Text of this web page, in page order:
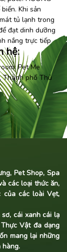
Khi sản
tủ lạnh trong
đạt dinh dưỡng
nắng trực tiếp
hệ:
Pet Me
Thành phố Thủ
Pet Shop, Spa
các loại thức ăn,
của các loài Vẹt,
cái xanh cái lạ
Vật đa dạng
mang lại những
hàng.